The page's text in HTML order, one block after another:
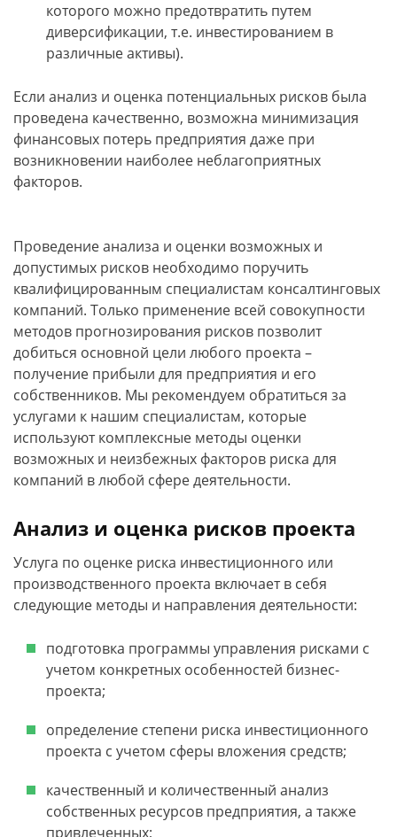
которого можно предотвратить путем
диверсификации, т.е. инвестированием в
различные активы).
Если анализ и оценка потенциальных рисков была
проведена качественно, возможна минимизация
финансовых потерь предприятия даже при
возникновении наиболее неблагоприятных
факторов.
Проведение анализа и оценки возможных и
допустимых рисков необходимо поручить
квалифицированным специалистам консалтинговых
компаний. Только применение всей совокупности
методов прогнозирования рисков позволит
добиться основной цели любого проекта –
получение прибыли для предприятия и его
собственников. Мы рекомендуем обратиться за
услугами к нашим специалистам, которые
используют комплексные методы оценки
возможных и неизбежных факторов риска для
компаний в любой сфере деятельности.
Анализ и оценка рисков проекта
Услуга по оценке риска инвестиционного или
производственного проекта включает в себя
следующие методы и направления деятельности:
подготовка программы управления рисками с
учетом конкретных особенностей бизнес-
проекта;
определение степени риска инвестиционного
проекта с учетом сферы вложения средств;
качественный и количественный анализ
собственных ресурсов предприятия, а также
привлеченных;